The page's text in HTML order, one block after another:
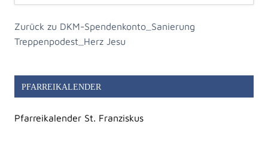
Zurück zu DKM-Spendenkonto_Sanierung
Treppenpodest_Herz Jesu
PFARREIKALENDER
Pfarreikalender St. Franziskus